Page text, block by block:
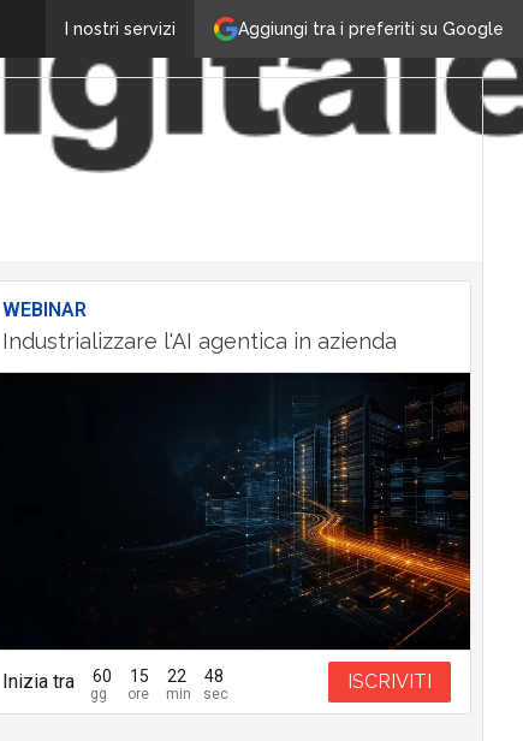
Aggiungi tra i preferiti su Google
I nostri servizi
WEBINAR
Industrializzare l'AI agentica in azienda
Inizia tra 60 15 22 47 ISCRIVITI